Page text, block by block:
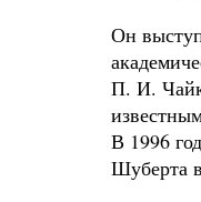
Он
П. И.
В 1996
Шуберта